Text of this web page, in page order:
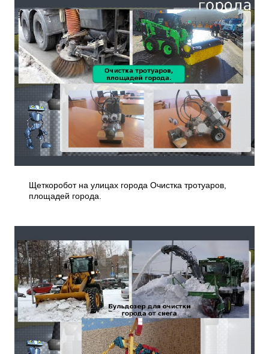
Щеткоробот на улицах города Очистка тротуаров,
площадей города.